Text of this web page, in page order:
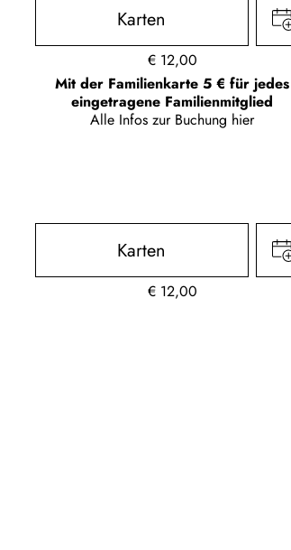
Karten
€ 12,00
Mit der Familienkarte 5 € für jedes
eingetragene Familienmitglied
Alle Infos zur Buchung hier
Karten
€ 12,00